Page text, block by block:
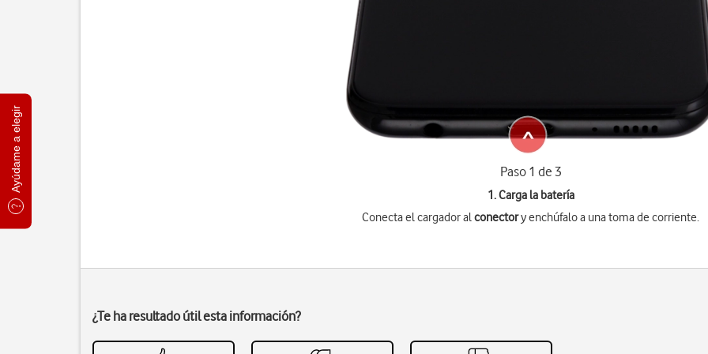
Ayúdame a elegir Paso 1 de 3
1. Carga la batería
Conecta el cargador alconectory enchúfalo a una toma de corriente.
¿Te ha resultado útil esta información?